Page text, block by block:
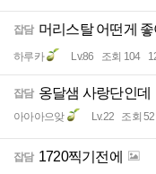
잡담 머리스탈 어떤게
하루카 Lv.86 조회 104
잡담 옹달샘 사랑단인데
아아아으앚 Lv.22 조회 52
잡담 1720찍기전에